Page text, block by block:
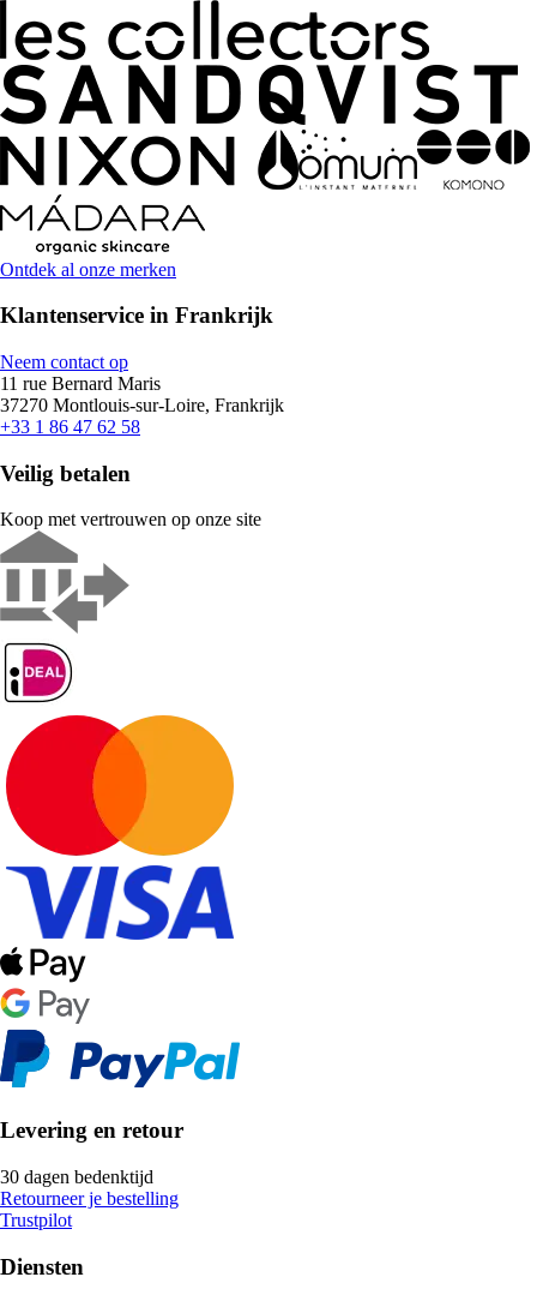
Ontdek al onze merken
Klantenservice in Frankrijk
Neem contact op
11 rue Bernard Maris
37270 Montlouis-sur-Loire, Frankrijk
+33 1 86 47 62 58
Veilig betalen
Koop met vertrouwen op onze site
Levering en retour
30 dagen bedenktijd
Retourneer je bestelling
Trustpilot
Diensten